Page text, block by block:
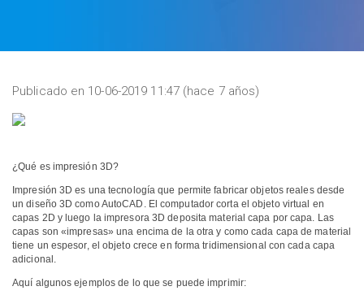
Publicado en 10-06-2019 11:47 (hace 7 años)
¿Qué es impresión 3D?
Impresión 3D es una tecnología que permite fabricar objetos reales desde
un diseño 3D como AutoCAD. El computador corta el objeto virtual en
capas 2D y luego la impresora 3D deposita material capa por capa. Las
capas son «impresas» una encima de la otra y como cada capa de material
tiene un espesor, el objeto crece en forma tridimensional con cada capa
adicional.
Aquí algunos ejemplos de lo que se puede imprimir: